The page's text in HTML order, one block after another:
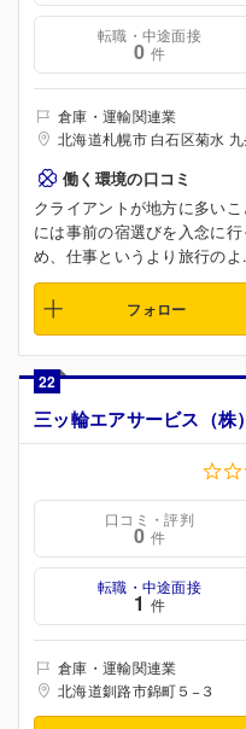
転職・中途面接
0 件
倉庫・運輸関連業
北海道札幌市 白石区菊水
働く環境の口コミ
クライアントが地方に多い
には事前の宿選びを入念に
め、仕事というより旅行の
フォロー
22
三ッ輪エアサービス（株）
口コミ・評判
0 件
転職・中途面接
1 件
倉庫・運輸関連業
北海道釧路市錦町５−３